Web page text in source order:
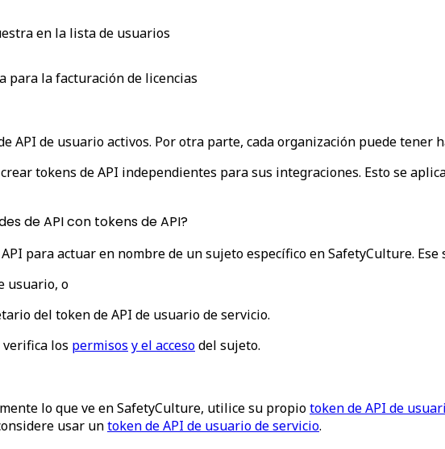
en la lista de usuarios
para la facturación de licencias
API de usuario activos. Por otra parte, cada organización puede tener
tokens de API independientes para sus integraciones. Esto se
de API con tokens de API?
para actuar en nombre de unsujeto específicoen SafetyCulture. Ese
usuario, o
del token de API de usuario de servicio.
verifica los permisos y el accesodel sujeto.
lo que ve en SafetyCulture, utilice su propiotoken de API de
usar untoken de API de usuario de servicio.